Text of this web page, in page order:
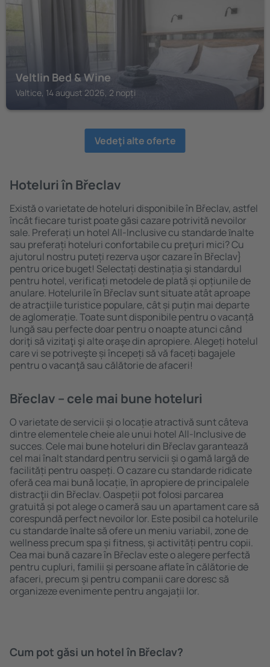
Veltlin Bed & Wine
Valtice, 14 august 2026, 2 nopți
Vedeţi alte oferte
Hoteluri în Břeclav
Există o varietate de hoteluri disponibile în Břeclav, astfel
încât fiecare turist poate găsi cazare potrivită nevoilor
sale. Preferați un hotel All-Inclusive cu standarde ȋnalte
sau preferați hoteluri confortabile cu preţuri mici? Cu
ajutorul nostru puteți rezerva uşor cazare în Břeclav}
pentru orice buget! Selectați destinația şi standardul
pentru hotel, verificați metodele de plată și opțiunile de
anulare. Hotelurile în Břeclav sunt situate atât aproape
de atracţiile turistice populare, cât și puțin mai departe
de aglomerație. Toate sunt disponibile pentru o vacanță
lungă sau perfecte doar pentru o noapte atunci când
doriţi să vizitaţi şi alte oraşe din apropiere. Alegeți hotelul
care vi se potriveşte și începeți să vă faceți bagajele
pentru o vacanţă sau călătorie de afaceri!
Břeclav – cele mai bune hoteluri
O varietate de servicii și o locație atractivă sunt câteva
dintre elementele cheie ale unui hotel All-Inclusive de
succes. Cele mai bune hoteluri din Břeclav garantează
cel mai înalt standard pentru servicii și o gamă largă de
facilități pentru oaspeți. O cazare cu standarde ridicate
oferă cea mai bună locație, ȋn apropiere de principalele
distracţii din Břeclav. Oaspeții pot folosi parcarea
gratuită și pot alege o cameră sau un apartament care să
corespundă perfect nevoilor lor. Este posibil ca hotelurile
cu standarde ȋnalte să ofere un meniu variabil, zone de
wellness precum spa și fitness, și activități pentru copii.
Cea mai bună cazare în Břeclav este o alegere perfectă
pentru cupluri, familii și persoane aflate în călătorie de
afaceri, precum și pentru companii care doresc să
organizeze evenimente pentru angajații lor.
Cum pot găsi un hotel în Břeclav?